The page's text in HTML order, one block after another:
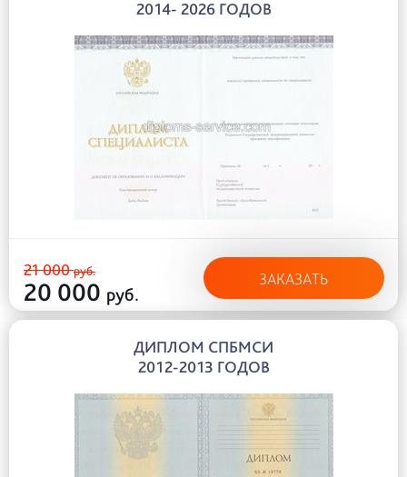
2014- 2026 ГОДОВ
21 000руб.
20 000 руб.
ЗАКАЗАТЬ
ДИПЛОМ СПБМСИ
2012-2013 ГОДОВ